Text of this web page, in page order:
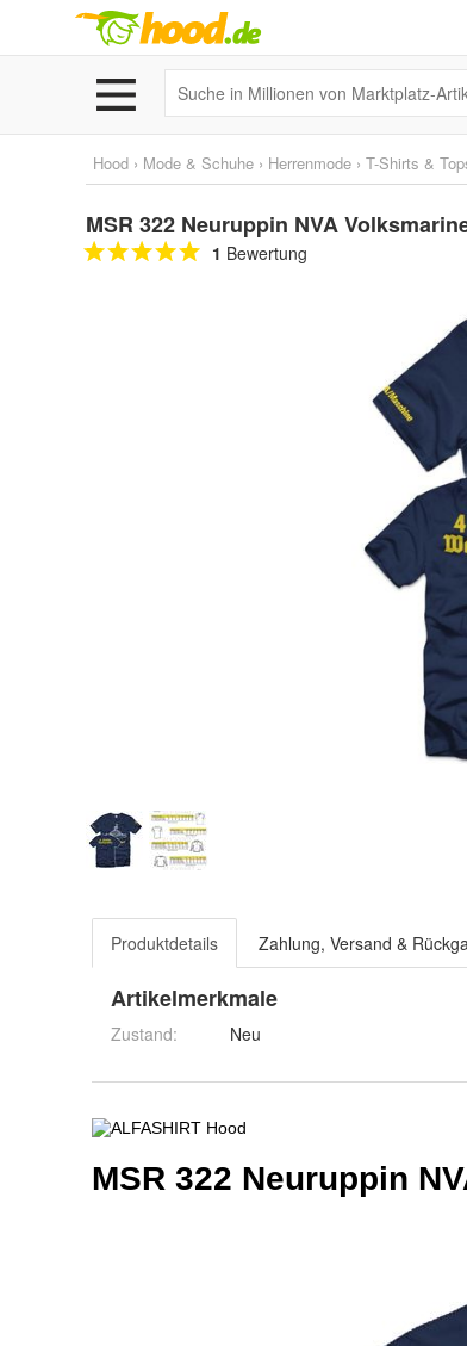
Hood › Mode & Schuhe › Herrenmode › T-Shirts &
MSR 322 Neuruppin NVA
1 Bewertung
Produktdetails Zahlung, Versand &
Artikelmerkmale
Zustand: Neu